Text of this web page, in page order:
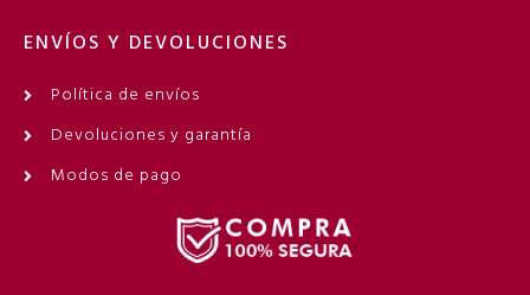
ENVÍOS Y DEVOLUCIONES
Política de envíos
Devoluciones y garantía
Modos de pago